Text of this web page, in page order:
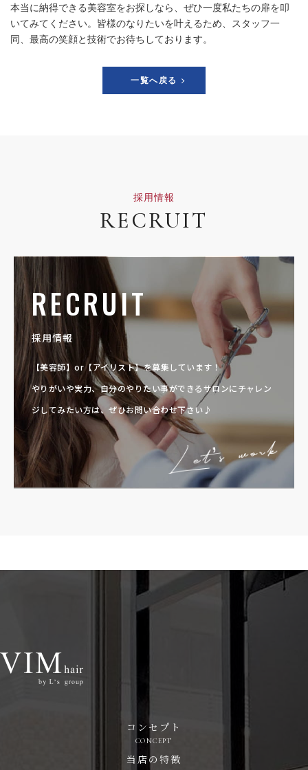
本当に納得できる美容室をお探しなら、ぜひ一度私たちの扉を叩
いてみてください。皆様のなりたいを叶えるため、スタッフ一
同、最高の笑顔と技術でお待ちしております。
一覧へ戻る
採用情報
RECRUIT
RECRUIT
採用情報
【美容師】or【アイリスト】を募集しています！
やりがいや実力、自分のやりたい事ができるサロンにチャレン
ジしてみたい方は、ぜひお問い合わせ下さい♪
コンセプト
CONCEPT
当店の特徴